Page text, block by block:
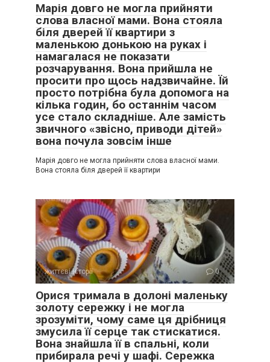
Марія довго не могла прийняти
слова власної мами. Вона стояла
біля дверей її квартири з
маленькою донькою на руках і
намагалася не показати
розчарування. Вона прийшла не
просити про щось надзвичайне. Їй
просто потрібна була допомога на
кілька годин, бо останнім часом
усе стало складніше. Але замість
звичного «звісно, приводи дітей»
вона почула зовсім інше
Марія довго не могла прийняти слова власної мами.
Вона стояла біля дверей її квартири
життєві історії 0
Орися тримала в долоні маленьку
золоту сережку і не могла
зрозуміти, чому саме ця дрібниця
змусила її серце так стискатися.
Вона знайшла її в спальні, коли
прибирала речі у шафі. Сережка